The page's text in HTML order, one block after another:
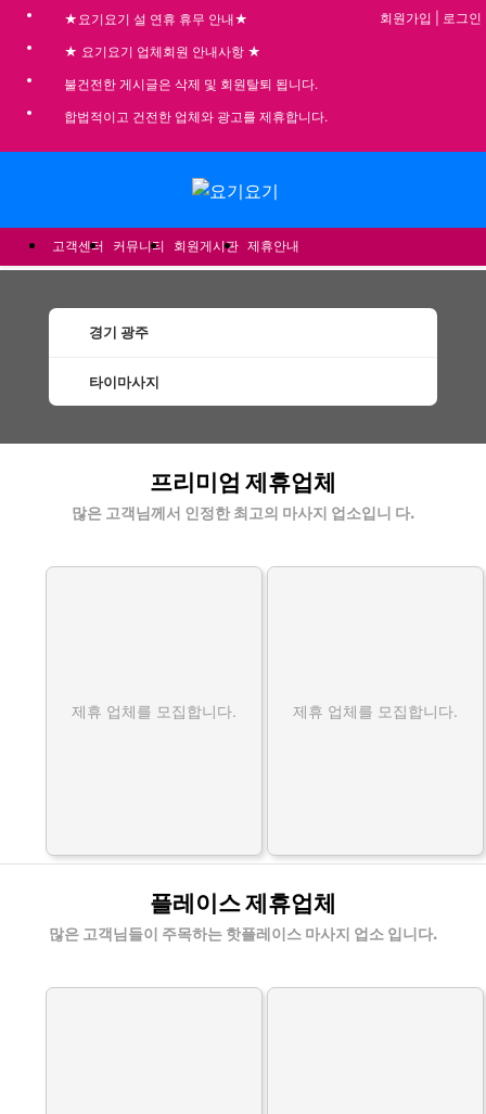
★요기요기 설 연휴 휴무 안내★
★ 요기요기 업체회원 안내사항 ★
불건전한 게시글은 삭제 및 회원탈퇴 됩니다.
합법적이고 건전한 업체와 광고를 제휴합니다.
회원가입 로그인
고객센터 커뮤니티 회원게시판 제휴안내
경기 광주
타이마사지
프리미엄 제휴업체
많은 고객님께서 인정한 최고의 마사지 업소입니 다.
제휴 업체를 모집합니다. 제휴 업체를 모집합니다.
플레이스 제휴업체
많은 고객님들이 주목하는 핫플레이스 마사지 업소 입니다.